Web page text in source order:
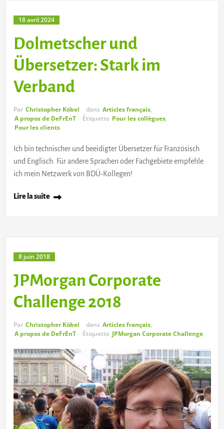
18 avril 2024
Dolmetscher und
Übersetzer: Stark im
Verband
Par Christopher Köbel dans Articles français,
A propos de DeFrEnT
Étiquette Pour les collègues,
Pour les clients
Ich bin technischer und beeidigter Übersetzer für Französisch
und Englisch. Für andere Sprachen oder Fachgebiete empfehle
ich mein Netzwerk von BDÜ-Kollegen!
Lire la suite
8 juin 2018
JPMorgan Corporate
Challenge 2018
Par Christopher Köbel dans Articles français,
A propos de DeFrEnT
Étiquette JPMorgan Corporate Challenge